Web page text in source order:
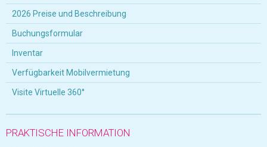
2026 Preise und Beschreibung
Buchungsformular
Inventar
Verfügbarkeit Mobilvermietung
Visite Virtuelle 360°
PRAKTISCHE INFORMATION